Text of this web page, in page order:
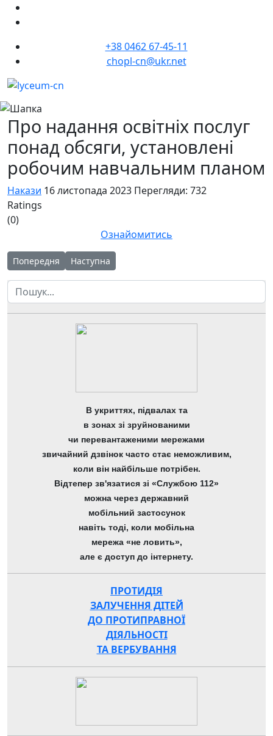
+38 0462 67-45-11
chopl-cn@ukr.net
Про надання освітніх послуг
понад обсяги, установлені
робочим навчальним планом
Накази 16 листопада 2023 Перегляди: 732
Ratings
(0)
Ознайомитись
Попередня стаття: Про створення комісії щодо введення в
Попередня Наступна стаття: Про організацію навчання з
Наступна
Пошук
В укриттях, підвалах та
в зонах зі зруйнованими
чи перевантаженими мережами
звичайний дзвінок часто стає неможливим,
коли він найбільше потрібен.
Відтепер зв'язатися зі «Службою 112»
можна через державний
мобільний застосунок
навіть тоді, коли мобільна
мережа «не ловить»,
але є доступ до інтернету.
ПРОТИДІЯ
ЗАЛУЧЕННЯ ДІТЕЙ
ДО ПРОТИПРАВНОЇ
ДІЯЛЬНОСТІ
ТА ВЕРБУВАННЯ